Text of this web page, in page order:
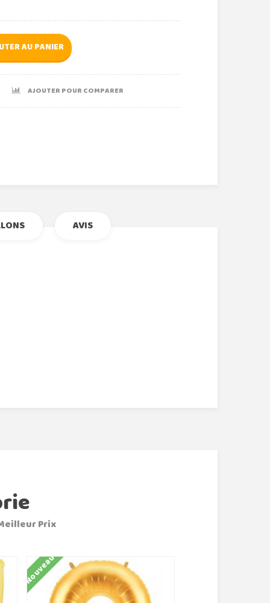
AU PANIER
AJOUTER POUR COMPARER
AVIS
Prix
Nouveau